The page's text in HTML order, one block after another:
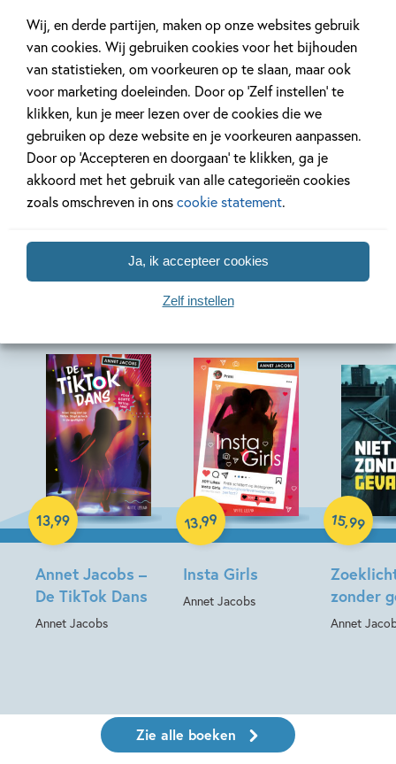
Wij, en derde partijen, maken op onze websites gebruik
van cookies. Wij gebruiken cookies voor het bijhouden
van statistieken, om voorkeuren op te slaan, maar ook
voor marketing doeleinden. Door op ‘Zelf instellen’ te
klikken, kun je meer lezen over de cookies die we
gebruiken op deze website en je voorkeuren aanpassen.
Door op ‘Accepteren en doorgaan’ te klikken, ga je
akkoord met het gebruik van alle categorieën cookies
zoals omschreven in onscookie statement.
Ja, ik accepteer cookies
Zelf instellen
puzzel!
Lees meer
regent ganzen’
Lees meer
Bekijk alle artikelen
Meer van deze auteur
Annet Jacobs –
De TikTok Dans
Annet Jacobs
13,99
Hardcover
Insta Girls
Annet Jacobs
13,99
Hardcover
zonder
Annet
15,99
Hardcover
Zie alle boeken